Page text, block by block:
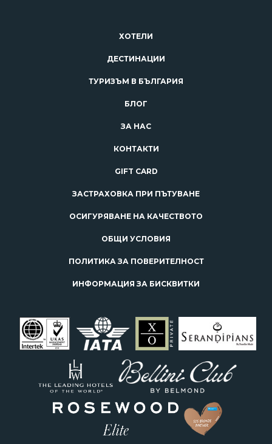
ХОТЕЛИ
ДЕСТИНАЦИИ
ТУРИЗЪМ В БЪЛГАРИЯ
БЛОГ
ЗА НАС
КОНТАКТИ
GIFT CARD
ЗАСТРАХОВКА ПРИ ПЪТУВАНЕ
ОСИГУРЯВАНЕ НА КАЧЕСТВОТО
ОБЩИ УСЛОВИЯ
ПОЛИТИКА ЗА ПОВЕРИТЕЛНОСТ
ИНФОРМАЦИЯ ЗА БИСКВИТКИ